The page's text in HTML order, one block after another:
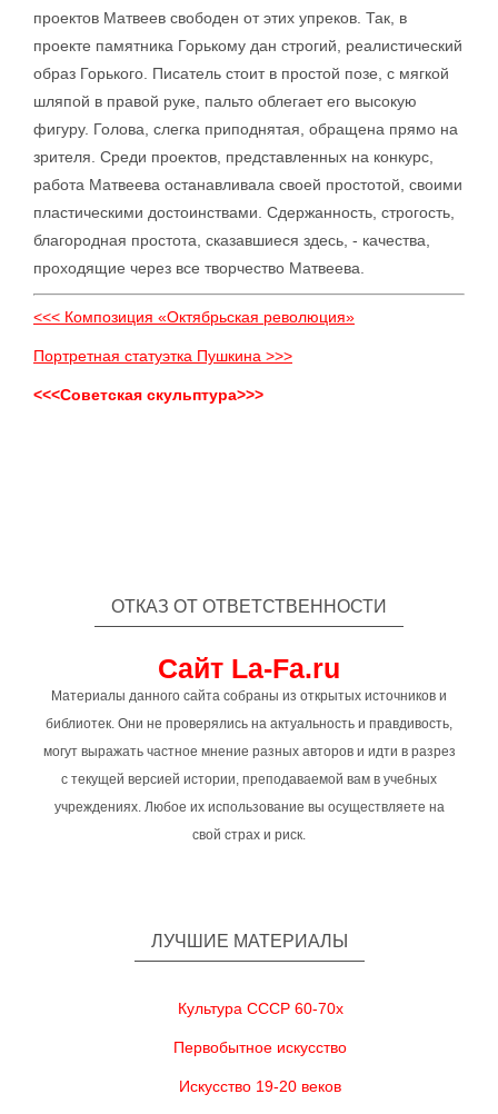
проектов Матвеев свободен от этих упреков. Так, в
проекте памятника Горькому дан строгий, реалистический
образ Горького. Писатель стоит в простой позе, с мягкой
шляпой в правой руке, пальто облегает его высокую
фигуру. Голова, слегка приподнятая, обращена прямо на
зрителя. Среди проектов, представленных на конкурс,
работа Матвеева останавливала своей простотой, своими
пластическими достоинствами. Сдержанность, строгость,
благородная простота, сказавшиеся здесь, - качества,
проходящие через все творчество Матвеева.
<<< Композиция «Октябрьская революция»
Портретная статуэтка Пушкина >>>
<<<Советская скульптура>>>
ОТКАЗ ОТ ОТВЕТСТВЕННОСТИ
Сайт La-Fa.ru
Материалы данного сайта собраны из открытых источников и
библиотек. Они не проверялись на актуальность и правдивость,
могут выражать частное мнение разных авторов и идти в разрез
с текущей версией истории, преподаваемой вам в учебных
учреждениях. Любое их использование вы осуществляете на
свой страх и риск.
ЛУЧШИЕ МАТЕРИАЛЫ
Культура СССР 60-70х
Первобытное искусство
Искусство 19-20 веков